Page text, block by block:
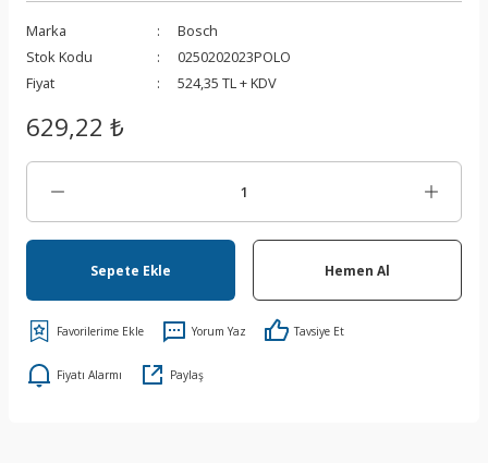
Marka
Bosch
Stok Kodu
0250202023POLO
Fiyat
524,35 TL + KDV
629,22 ₺
Sepete Ekle Hemen Al
Yorum Yaz Tavsiye Et
Fiyatı Alarmı Paylaş